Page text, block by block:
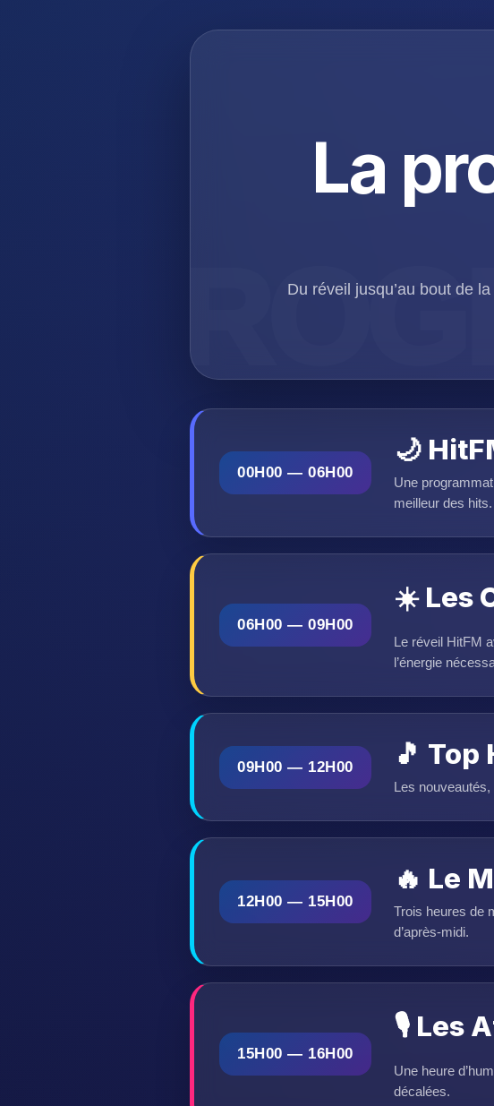
La
Du réveil jusqu’au bout de
00H00 — 06H00
🌙
Une
meilleur des hits.
06H00 — 09H00
☀️ Les
Le réveil HitFM
l’énergie
09H00 — 12H00 🎵 Top
Les nouveautés,
12H00 — 15H00
🔥 Le
Trois heures de
d’après-midi.
15H00 — 16H00
🎙️ Les
Une heure
décalées.